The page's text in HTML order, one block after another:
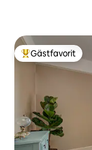
Populär gästfavorit
Gästfavorit